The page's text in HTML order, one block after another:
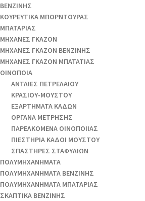
ΒΕΝΖΙΝΗΣ
ΚΟΥΡΕΥΤΙΚΑ ΜΠΟΡΝΤΟΥΡΑΣ
ΜΠΑΤΑΡΙΑΣ
ΜΗΧΑΝΕΣ ΓΚΑΖΟΝ
ΜΗΧΑΝΕΣ ΓΚΑΖΟΝ ΒΕΝΖΙΝΗΣ
ΜΗΧΑΝΕΣ ΓΚΑΖΟΝ ΜΠΑΤΑΤΙΑΣ
ΟΙΝΟΠΟΙΑ
ΑΝΤΛΙΕΣ ΠΕΤΡΕΛΑΙΟΥ
ΚΡΑΣΙΟΥ-ΜΟΥΣΤΟΥ
ΕΞΑΡΤΗΜΑΤΑ ΚΑΔΩΝ
ΟΡΓΑΝΑ ΜΕΤΡΗΣΗΣ
ΠΑΡΕΛΚΟΜΕΝΑ ΟΙΝΟΠΟΙΙΑΣ
ΠΙΕΣΤΗΡΙΑ ΚΑΔΟΙ ΜΟΥΣΤΟΥ
ΣΠΑΣΤΗΡΕΣ ΣΤΑΦΥΛΙΩΝ
ΠΟΛΥΜΗΧΑΝΗΜΑΤΑ
ΠΟΛΥΜΗΧΑΝΗΜΑΤΑ ΒΕΝΖΙΝΗΣ
ΠΟΛΥΜΗΧΑΝΗΜΑΤΑ ΜΠΑΤΑΡΙΑΣ
ΣΚΑΠΤΙΚΑ ΒΕΝΖΙΝΗΣ